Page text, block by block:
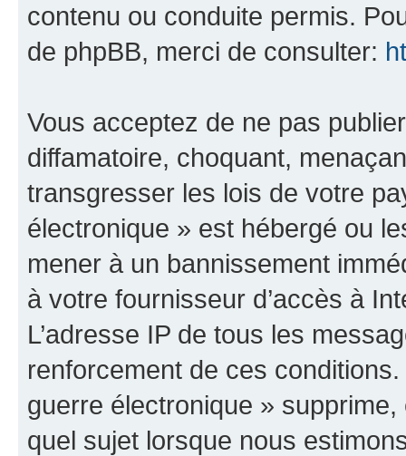
contenu ou conduite permis.
de phpBB, merci de consulter:
Vous acceptez de ne pas
diffamatoire, choquant,
transgresser les lois de votre
électronique » est hébergé ou
mener à un bannissement
à votre fournisseur d’accès à
L’adresse IP de tous les
renforcement de ces
guerre électronique »
quel sujet lorsque nous